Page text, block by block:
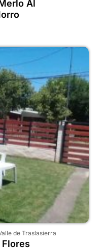
Al
de Traslasierra
Flores